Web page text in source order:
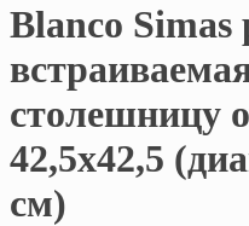
Blanco Simas
столешницу
42,5x42,5
см)